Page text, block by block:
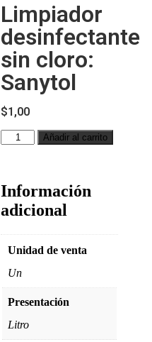
Limpiador
desinfectante
sin cloro:
Sanytol
$1,00
Añadir al carrito
Información
adicional
Unidad de venta
Un
Presentación
Litro